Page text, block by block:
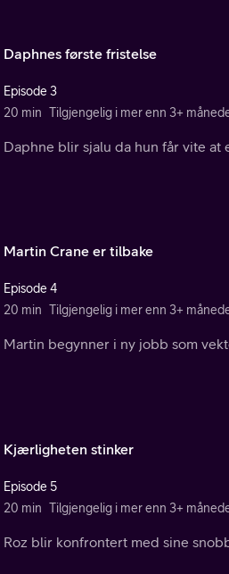
Daphnes første fristelse
Episode 3
20 min Tilgjengelig i mer enn 3+
Daphne blir sjalu da hun får vite at
Martin Crane er tilbake
Episode 4
20 min Tilgjengelig i mer enn 3+
Martin begynner i ny jobb som
Kjærligheten stinker
Episode 5
20 min Tilgjengelig i mer enn 3+
Roz blir konfrontert med sine